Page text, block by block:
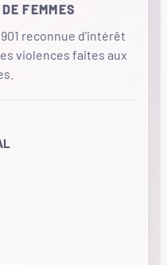
FEMMES
reconnue d'intérêt
violences faites aux